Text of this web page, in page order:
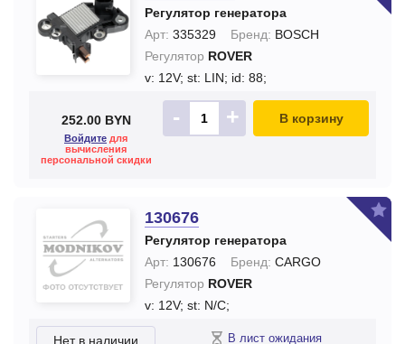
Регулятор генератора
Арт: 335329 Бренд: BOSCH
Регулятор ROVER
v: 12V; st: LIN; id: 88;
252.00 BYN
Войдите для
вычисления
персональной скидки
- + В корзину
130676
Регулятор генератора
Арт: 130676 Бренд: CARGO
Регулятор ROVER
v: 12V; st: N/C;
Нет в наличии В лист ожидания